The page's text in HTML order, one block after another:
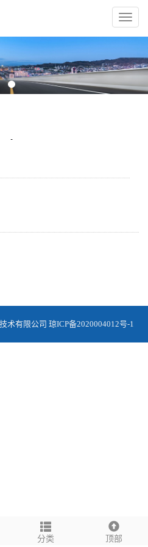
导
航
分类 顶部
术有限公司 琼ICP备2020004012号-1